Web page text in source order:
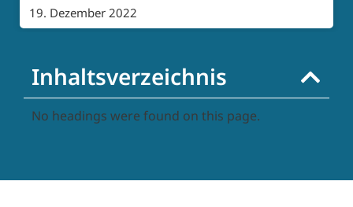
19. Dezember 2022
Inhaltsverzeichnis
No headings were found on this page.